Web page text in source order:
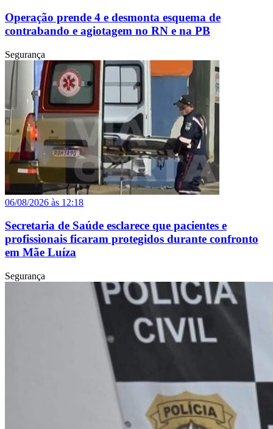
Operação prende 4 e desmonta esquema de
contrabando e agiotagem no RN e na PB
Segurança
06/08/2026 às 12:18
Secretaria de Saúde esclarece que pacientes e
profissionais ficaram protegidos durante confronto
em Mãe Luíza
Segurança